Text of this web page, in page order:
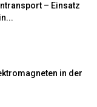
– Einsatz
in der